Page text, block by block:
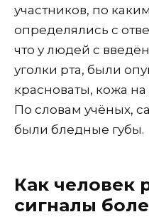
участников, по
определялись с
что у людей с
уголки рта, были
красноваты, кожа
По словам учёных,
были бледные губы.
Как человек
сигналы